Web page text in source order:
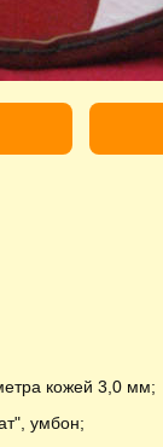
кожей 3,0 мм;
умбон;